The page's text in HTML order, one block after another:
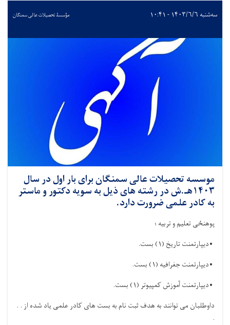
سه‌شنبه ۱۴۰۳/۶/۶ - ۱۰:۴۱ مؤسسۀ تحصیلات عالی سمنگان
موسسه تحصیلات عالی سمنگان برای بار اول در سال
۱۴۰۳هـ.ش در رشته های ذيل به سويه دکتور و ماستر
به کادر علمی ضرورت دارد.
پوهنځی تعلیم و تربیه ؛
•دیپارتمنت تاریخ (۱) بست.
•دیپارتمنت جغرافیه (۱) بست.
•دیپارتمنت آموزش کمپیوتر (۱) بست.
داوطلبان می توانند به هدف ثبت نام به بست های کادر علمی یاد شده از . .
.